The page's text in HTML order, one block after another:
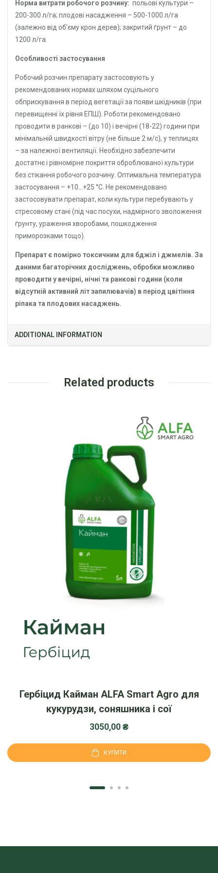
Норма витрати робочого розчину: польові культури –
200-300 л/га; плодові насадження – 500-1000 л/га
(залежно від об’єму крон дерев); закритий ґрунт – до
1200 л/га.
Особливостi застосування
Робочий розчин препарату застосовують у
рекомендованих нормах шляхом суцільного
обприскування в період вегетації за появи шкідників (при
перевищенні їх рівня ЕПШ). Роботи рекомендовано
проводити в ранкові – (до 10) і вечірні (18-22) години при
мінімальній швидкості вітру (не більше 2 м/с), у теплицях
– за належної вентиляції. Необхідно забезпечити
достатнє і рівномірне покриття оброблюваної культури
без стікання робочого розчину. Оптимальна температура
застосування – +10…+25 °С. Не рекомендовано
застосовувати препарат, коли культури перебувають у
стресовому стані (під час посухи, надмірного зволоження
ґрунту, ураження хворобами, пошкодження
приморозками тощо).
Препарат є помірно токсичним для бджіл і джмелів. За
даними багаторічних досліджень, обробки можливо
проводити у вечірні, нічні та ранкові години (коли
відсутній активний літ запилювачів) в період цвітіння
ріпака та плодових насаджень.
ADDITIONAL INFORMATION
Related products
Гербіцид Кайман ALFA Smart Agro для
кукурудзи, соняшника і сої
3050,00₴
КУПИТИ